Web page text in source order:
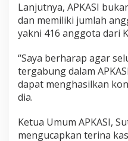
Lanjutnya, APKASI
dan memiliki jumlah
yakni 416 anggota dari
“Saya berharap agar
tergabung dalam
dapat menghasilkan
dia.
Ketua Umum APKASI,
mengucapkan terina